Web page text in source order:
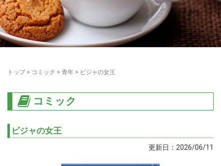
トップ> コミック > 青年 > ビジャの女王
コミック
ビジャの女王
更新日：2026/06/11